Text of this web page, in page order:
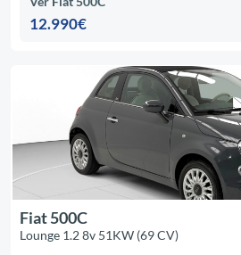
12.990€
Fiat 500C
Lounge 1.2 8v 51KW (69 CV)